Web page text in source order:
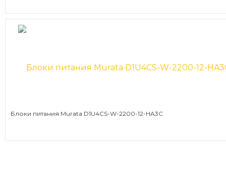
Блоки питания Murata D1U4CS-W-2200-12-HA3C